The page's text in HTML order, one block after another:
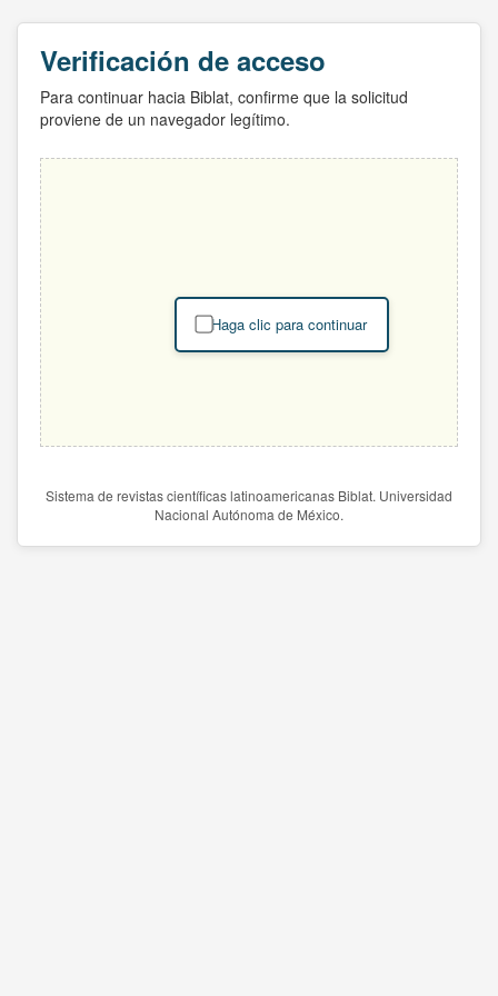
Verificación de acceso
Para continuar hacia Biblat, confirme que la solicitud
proviene de un navegador legítimo.
Haga clic para continuar
Sistema de revistas científicas latinoamericanas Biblat. Universidad
Nacional Autónoma de México.